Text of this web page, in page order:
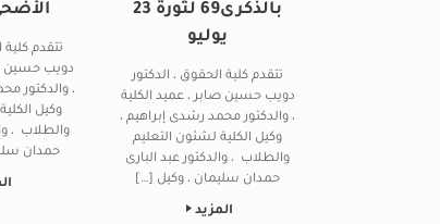
بالذكرى69 لثورة 23
يوليو
تتقدم كلية الحقوق ، الدكتور
دويب حسين صابر ، عميد الكلية
، والدكتور محمد رشدى إبراهيم ،
وكيل الكلية لشئون التعليم
والطلاب ، والدكتور عبد البارى
حمدان سليمان ، وكيل […]
المزيد
تتقدم كلية
دويب حسين
، والدكتور
وكيل
والطلاب ،
حمدان